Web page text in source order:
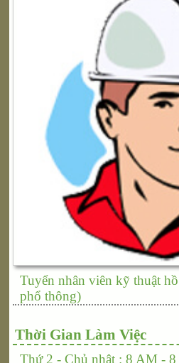
Tuyển nhân viên kỹ thuật
phổ thông)
Thời Gian Làm Việc
Thứ 2 - Chủ nhật : 8 AM -